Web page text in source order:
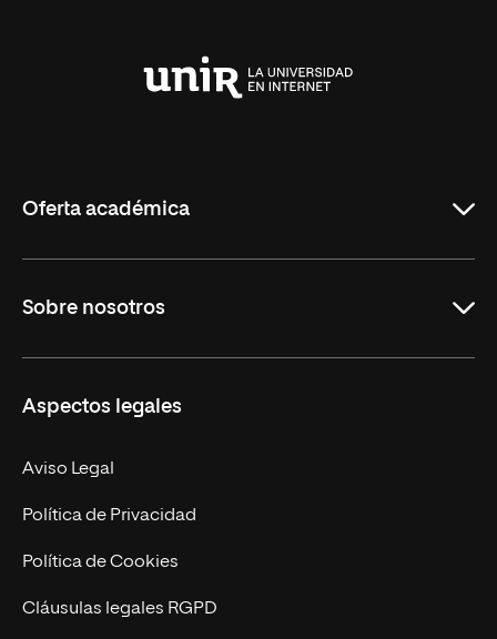
Oferta académica
Másteres Oficiales
Másteres Propios
Doctorados
Experto Universitario
Postgrados
Cursos Universitarios
Sobre nosotros
Facultades
Nuestro Equipo
Trabaja en UNIR
Actualidad
UNIR Revista
Aspectos legales
Aviso Legal
Política de Privacidad
Política de Cookies
Cláusulas legales RGPD